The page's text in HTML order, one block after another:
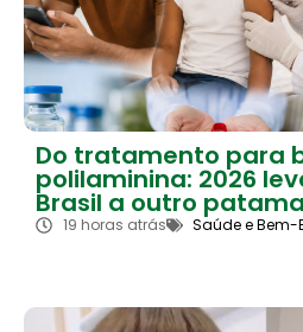
Do tratamento para
polilaminina: 2026
Brasil a outro
19 horas atrás Saúde e Bem-